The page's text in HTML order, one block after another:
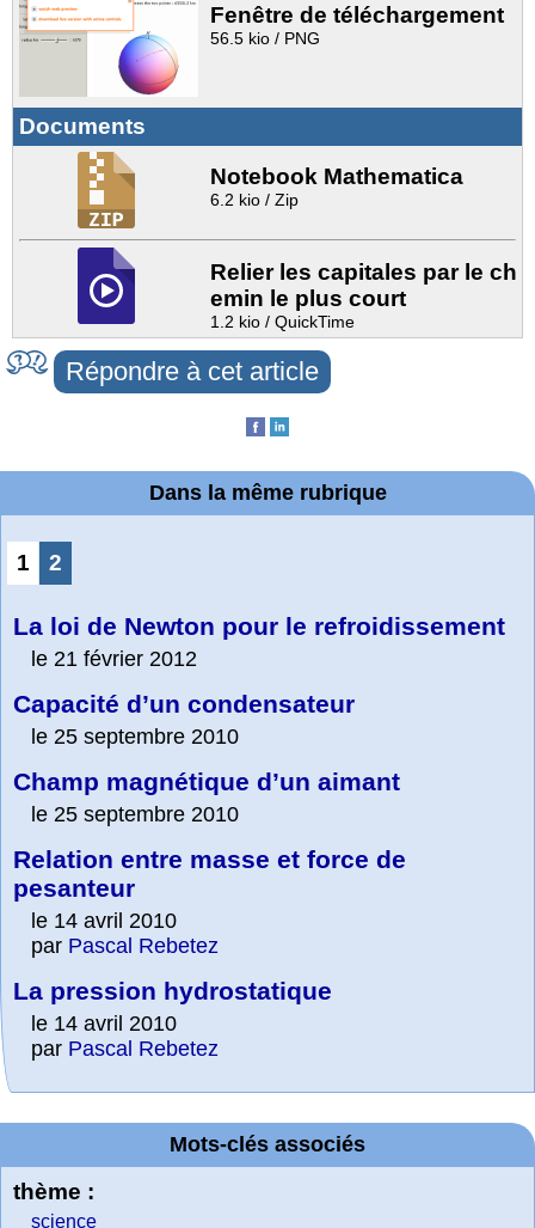
Fenêtre de téléchargement
56.5 kio / PNG
Documents
Notebook Mathematica
6.2 kio / Zip
Relier les capitales par le ch
emin le plus court
1.2 kio / QuickTime
Répondre à cet article
Dans la même rubrique
1 2
La loi de Newton pour le refroidissement
le 21 février 2012
Capacité d’un condensateur
le 25 septembre 2010
Champ magnétique d’un aimant
le 25 septembre 2010
Relation entre masse et force de
pesanteur
le 14 avril 2010
par Pascal Rebetez
La pression hydrostatique
le 14 avril 2010
par Pascal Rebetez
Mots-clés associés
thème :
science